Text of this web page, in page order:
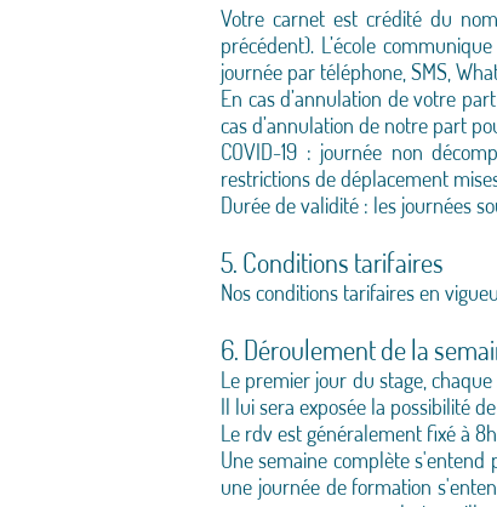
Votre carnet est crédité du
précédent). L’école
journée par téléphone, SMS,
En cas d’annulation de votre
cas d’annulation de notre part
COVID-19 : journée non
restrictions de déplacement
Durée de validité : les journées
5. Conditions tarifaires
Nos conditions tarifaires en
6. Déroulement de la
Le premier jour du stage,
Il lui sera exposée la possibilité
Le rdv est généralement fixé à
Une semaine complète s'entend
une journée de formation